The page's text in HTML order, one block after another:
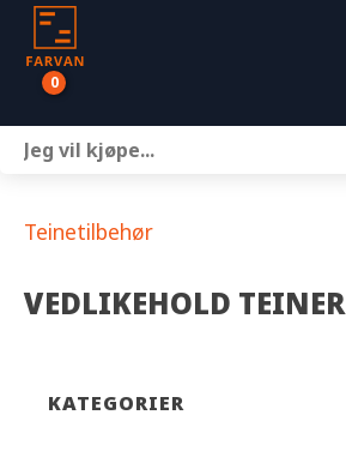
0
Teinetilbehør
VEDLIKEHOLD TEINER
KATEGORIER